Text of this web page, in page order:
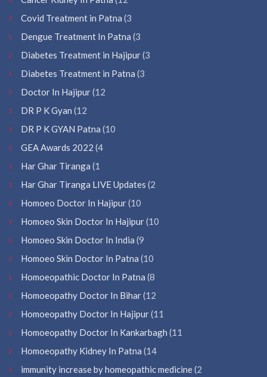
Covid Treatment in Patna (3
Dengue Treatment In Patna (3
Diabetes Treatment in Hajipur(3
Diabetes Treatment in Patna (3
Doctor In Hajipur(12
DR P K Gyan (12
DR P K GYAN Patna (10
GEA Awards 2022 (4
Har Ghar Tiranga (1
Har Ghar Tiranga LIVE Updates (2
Homoeo Doctor In Hajipur(10
Homoeo Skin Doctor In Hajipur(10
Homoeo Skin Doctor In India (9
Homoeo Skin Doctor In Patna (10
Homoeopathic Doctor In Patna (8
Homoeopathy Doctor In Bihar(12
Homoeopathy Doctor In Hajipur(11
Homoeopathy Doctor In Kankarbagh (11
Homoeopathy Kidney In Patna (14
immunity increase by homeopathic medicine(2